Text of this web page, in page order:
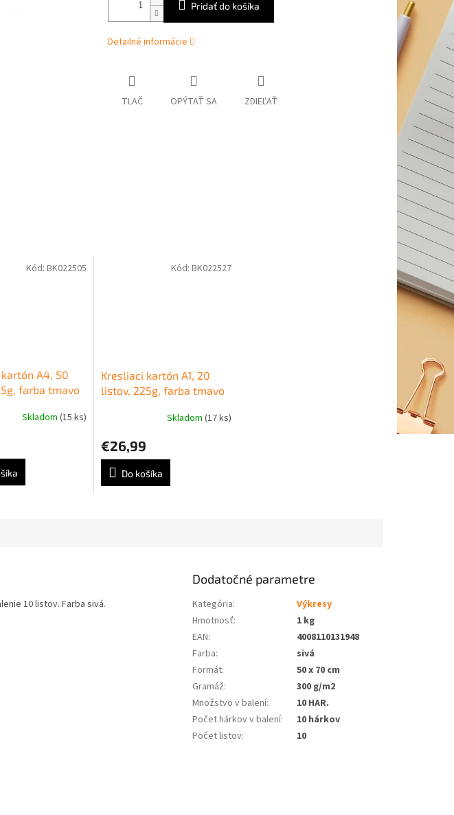
Pridať do košíka
Detailné informácie
TLAČ OPÝTAŤ SA ZDIEĽAŤ
A4, 50
farba tmavo
Skladom (15 ks)
Kód: BK022505
Kresliaci kartón A1, 20
listov, 225g, farba tmavo
Skladom(17 ks)
€26,99
Do košíka
Kód:BK022527
10 listov. Farba sivá.
Dodatočné parametre
Kategória:
Výkresy
Hmotnosť:
1 kg
EAN:
4008110131948
Farba:
sivá
Formát:
50 x 70 cm
Gramáž:
300 g/m2
Množstvo v balení:
10 HAR.
Počet hárkov v balení:
10 hárkov
Počet listov: 10